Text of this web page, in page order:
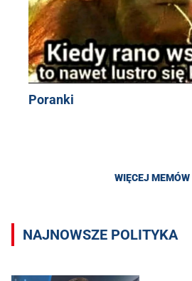
Poranki
WIĘCEJ MEMÓW
NAJNOWSZE POLITYKA